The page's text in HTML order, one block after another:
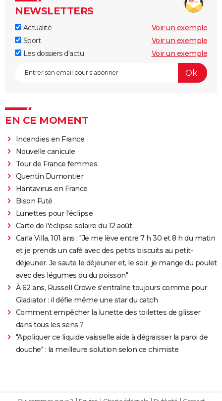
NEWSLETTERS
Actualité
Voir un exemple
Sport
Voir un exemple
Les dossiers d'actu
Voir un exemple
EN CE MOMENT
Incendies en France
Nouvelle canicule
Tour de France femmes
Quentin Dumontier
Hantavirus en France
Bison Futé
Lunettes pour l'éclipse
Carte de l'éclipse solaire du 12 août
Carla Villa, 101 ans : "Je me lève entre 7 h 30 et 8 h du matin
et je prends un café avec des petits biscuits au petit-
déjeuner. Je saute le déjeuner et, le soir, je mange du poulet
avec des légumes ou du poisson"
À 62 ans, Russell Crowe s'entraîne toujours comme pour
Gladiator : il défie même une star du catch
Comment empêcher la lunette des toilettes de glisser
dans tous les sens ?
"Appliquer ce liquide vaisselle aide à dégraisser la paroi de
douche" : la meilleure solution selon ce chimiste